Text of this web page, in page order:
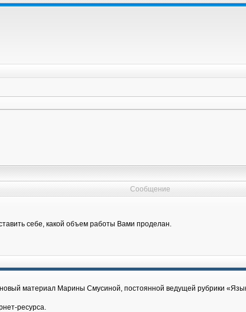
Сообщение
себе, какой объем работы Вами проделан.
новый материал Марины Смусиной, постоянной ведущей рубрики
ресурса.